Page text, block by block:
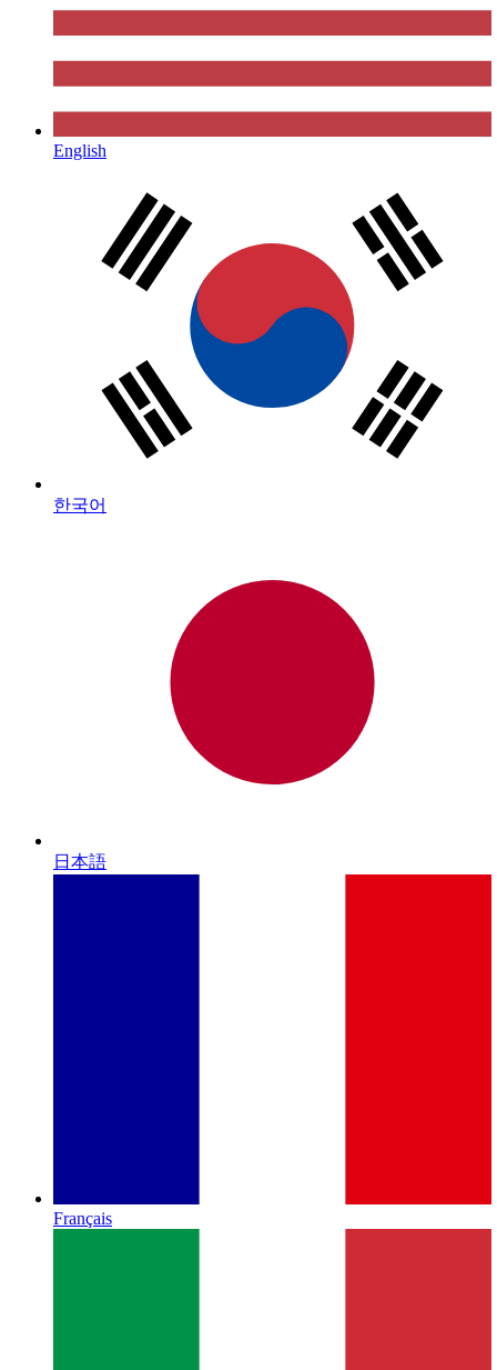
English
한국어
日本語
Français